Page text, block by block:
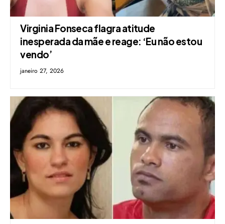
Virginia Fonseca flagra atitude
inesperada da mãe e reage: ‘Eu não estou
vendo’
janeiro 27, 2026